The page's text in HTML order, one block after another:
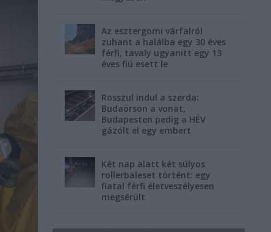
Az esztergomi várfalról
zuhant a halálba egy 30 éves
férfi, tavaly ugyanitt egy 13
éves fiú esett le
Rosszul indul a szerda:
Budaörsön a vonat,
Budapesten pedig a HÉV
gázolt el egy embert
Két nap alatt két súlyos
rollerbaleset történt: egy
fiatal férfi életveszélyesen
megsérült